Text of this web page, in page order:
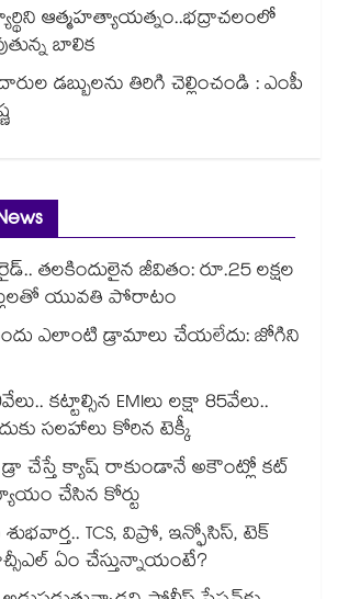
ఆత్మహత్యాయత్నం..భద్రాచలంలో
బాలిక
డబ్బులను తిరిగి చెల్లించండి : ఎంపీ
తలకిందులైన జీవితం: రూ.25 లక్షల
యువతి పోరాటం
ఎలాంటి డ్రామాలు చేయలేదు: జోగిని
కట్టాల్సిన EMIలు లక్షా 85వేలు..
సలహాలు కోరిన టెక్కీ
డ్రా చేస్తే క్యాష్ రాకుండానే అకౌంట్లో కట్
చేసిన కోర్టు
శుభవార్త.. TCS, విప్రో, ఇన్ఫోసిస్, టెక్
ఏం చేస్తున్నాయంటే?